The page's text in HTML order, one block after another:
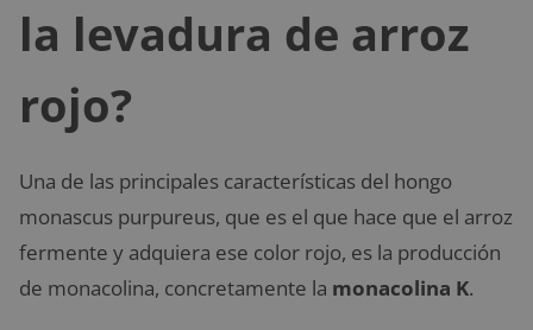
la levadura de arroz
rojo?
Una de las principales características del hongo
monascus purpureus, que es el que hace que el arroz
fermente y adquiera ese color rojo, es la producción
de monacolina, concretamente la monacolina K.